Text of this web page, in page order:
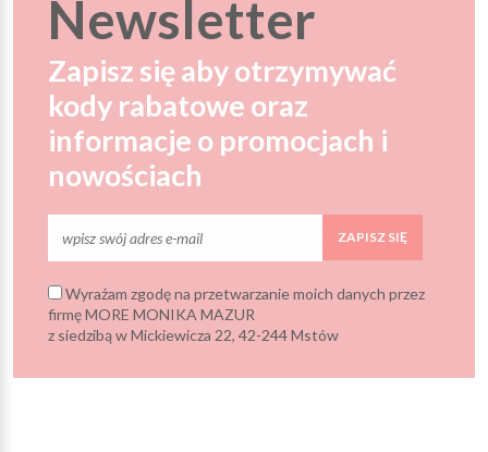
Newsletter
Zapisz się aby otrzymywać
kody rabatowe oraz
informacje o promocjach i
nowościach
ZAPISZ SIĘ
Wyrażam zgodę na przetwarzanie moich danych przez
firmę MORE MONIKA MAZUR
z siedzibą w Mickiewicza 22, 42-244 Mstów